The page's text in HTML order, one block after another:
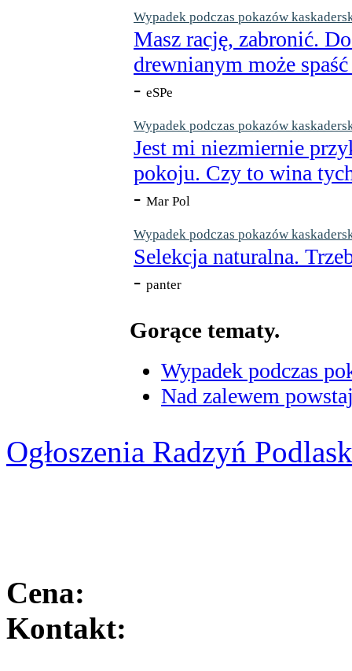
Wypadek podczas pokazów
Masz rację, zabronić.
drewnianym może
- eSPe
Wypadek podczas pokazów
Jest mi niezmiernie
pokoju. Czy to wina
- Mar Pol
Wypadek podczas pokazów
Selekcja naturalna.
- panter
Gorące tematy.
Wypadek podczas
Nad zalewem
Ogłoszenia Radzyń
Cena:
Kontakt: